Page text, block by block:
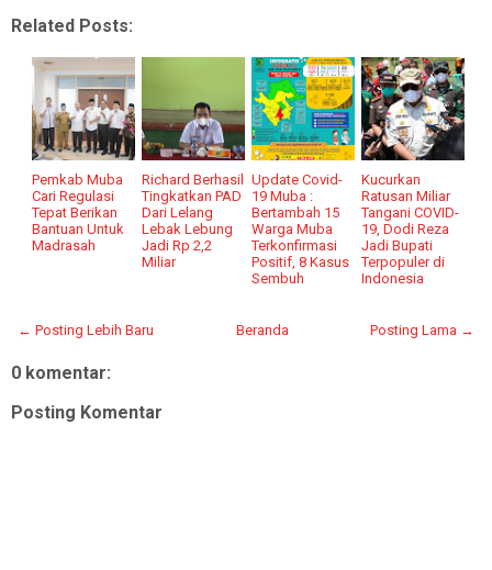
Related Posts:
Pemkab Muba
Cari Regulasi
Tepat Berikan
Bantuan Untuk
Madrasah
Richard Berhasil
Tingkatkan PAD
Dari Lelang
Lebak Lebung
Jadi Rp 2,2
Miliar
Update Covid-
19 Muba :
Bertambah 15
Warga Muba
Terkonfirmasi
Positif, 8 Kasus
Sembuh
Kucurkan
Ratusan Miliar
Tangani COVID-
19, Dodi Reza
Jadi Bupati
Terpopuler di
Indonesia
← Posting Lebih Baru Posting Lama →
Beranda
0 komentar:
Posting Komentar